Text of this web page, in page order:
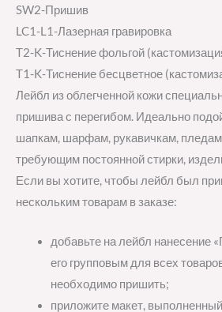
SW2-Пришив
LC1-L1-Лазерная гравировка
T2-K-Тиснение фольгой
T1-K-Тиснение бесцветное
Лейбл из облегченной кожи
пришива с перегибом. Идеально
шапкам, шарфам, рукавичкам,
требующим постоянной стирки,
Если вы хотите, чтобы лейбл был
нескольким товарам в заказе:
добавьте на лейбл нанесение
его групповым для всех
необходимо пришить;
приложите макет,